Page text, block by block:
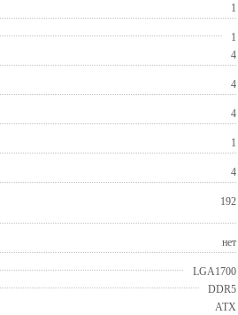
1
1
4
4
4
1
4
192
нет
LGA1700
DDR5
ATX